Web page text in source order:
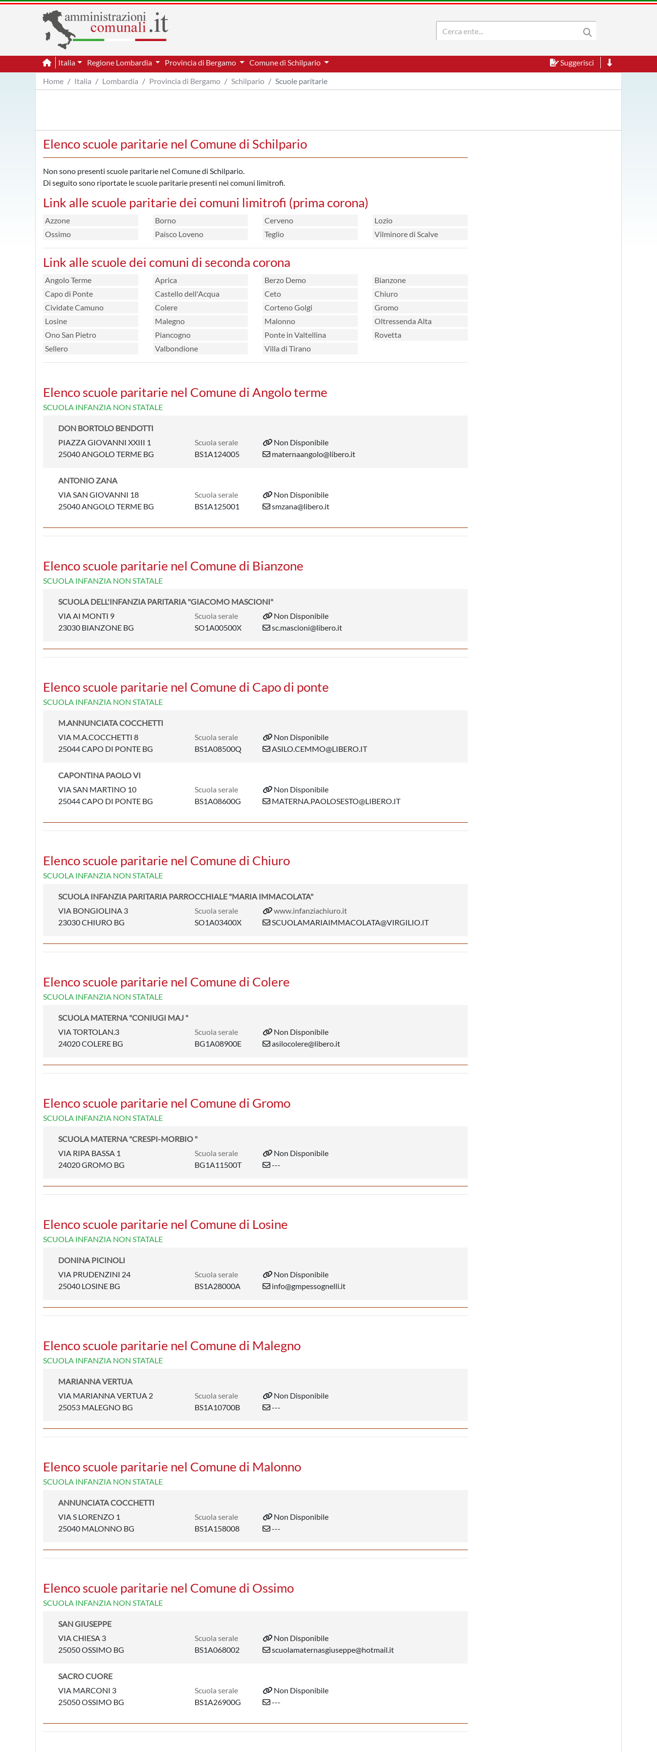
Italia Regione Lombardia Provincia di Bergamo Comune di Schilpario
Suggerisci
Home
Italia Lombardia Provincia di Bergamo Schilpario Scuole paritarie
Elenco scuole paritarie nel Comune di Schilpario
Non sono presenti scuole paritarie nel Comune di Schilpario.
Di seguito sono riportate le scuole paritarie presenti nei comuni limitrofi.
Link alle scuole paritarie dei comuni limitrofi (prima corona)
Azzone Borno Cerveno
Lozio
Ossimo
Paisco Loveno Teglio Vilminore di Scalve
Link alle scuole dei comuni di seconda corona
Angolo Terme Aprica Berzo Demo
Bianzone
Capo di Ponte
Castello dell'Acqua Ceto
Chiuro
Cividate Camuno
Colere Corteno Golgi
Gromo
Losine
Malegno Malonno
Oltressenda Alta
Ono San Pietro
Piancogno Ponte in Valtellina
Rovetta
Sellero
Valbondione Villa di Tirano
Elenco scuole paritarie nel Comune di Angolo terme
SCUOLA INFANZIA NON STATALE
DON BORTOLO BENDOTTI
PIAZZA GIOVANNI XXIII 1
25040 ANGOLO TERME BG
Scuola serale
BS1A124005
Non Disponibile
maternaangolo@libero.it
ANTONIO ZANA
VIA SAN GIOVANNI 18
25040 ANGOLO TERME BG
Scuola serale
BS1A125001
Non Disponibile
smzana@libero.it
Elenco scuole paritarie nel Comune di Bianzone
SCUOLA INFANZIA NON STATALE
SCUOLA DELL'INFANZIA PARITARIA "GIACOMO MASCIONI"
VIA AI MONTI 9
23030 BIANZONE BG
Scuola serale
SO1A00500X
Non Disponibile
sc.mascioni@libero.it
Elenco scuole paritarie nel Comune di Capo di ponte
SCUOLA INFANZIA NON STATALE
M.ANNUNCIATA COCCHETTI
VIA M.A.COCCHETTI 8
25044 CAPO DI PONTE BG
Scuola serale
BS1A08500Q
Non Disponibile
ASILO.CEMMO@LIBERO.IT
CAPONTINA PAOLO VI
VIA SAN MARTINO 10
25044 CAPO DI PONTE BG
Scuola serale
BS1A08600G
Non Disponibile
MATERNA.PAOLOSESTO@LIBERO.IT
Elenco scuole paritarie nel Comune di Chiuro
SCUOLA INFANZIA NON STATALE
SCUOLA INFANZIA PARITARIA PARROCCHIALE "MARIA IMMACOLATA"
VIA BONGIOLINA 3
23030 CHIURO BG
Scuola serale
SO1A03400X
www.infanziachiuro.it
SCUOLAMARIAIMMACOLATA@VIRGILIO.IT
Elenco scuole paritarie nel Comune di Colere
SCUOLA INFANZIA NON STATALE
SCUOLA MATERNA "CONIUGI MAJ "
VIA TORTOLAN.3
24020 COLERE BG
Scuola serale
BG1A08900E
Non Disponibile
asilocolere@libero.it
Elenco scuole paritarie nel Comune di Gromo
SCUOLA INFANZIA NON STATALE
SCUOLA MATERNA "CRESPI-MORBIO "
VIA RIPA BASSA 1
24020 GROMO BG
Scuola serale
BG1A11500T
Non Disponibile
---
Elenco scuole paritarie nel Comune di Losine
SCUOLA INFANZIA NON STATALE
DONINA PICINOLI
VIA PRUDENZINI 24
25040 LOSINE BG
Scuola serale
BS1A28000A
Non Disponibile
info@gmpessognelli.it
Elenco scuole paritarie nel Comune di Malegno
SCUOLA INFANZIA NON STATALE
MARIANNA VERTUA
VIA MARIANNA VERTUA 2
25053 MALEGNO BG
Scuola serale
BS1A10700B
Non Disponibile
---
Elenco scuole paritarie nel Comune di Malonno
SCUOLA INFANZIA NON STATALE
ANNUNCIATA COCCHETTI
VIA S LORENZO 1
25040 MALONNO BG
Scuola serale
BS1A158008
Non Disponibile
---
Elenco scuole paritarie nel Comune di Ossimo
SCUOLA INFANZIA NON STATALE
SAN GIUSEPPE
VIA CHIESA 3
25050 OSSIMO BG
Scuola serale
BS1A068002
Non Disponibile
scuolamaternasgiuseppe@hotmail.it
SACRO CUORE
VIA MARCONI 3
25050 OSSIMO BG
Scuola serale
BS1A26900G
Non Disponibile
---